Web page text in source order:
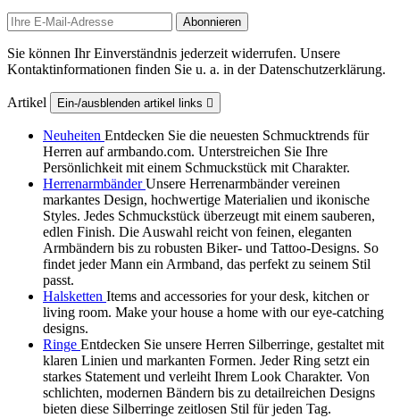
Sie können Ihr Einverständnis jederzeit widerrufen. Unsere
Kontaktinformationen finden Sie u. a. in der Datenschutzerklärung.
Artikel Ein-/ausblenden artikel links 
Neuheiten Entdecken Sie die neuesten Schmucktrends für
Herren auf armbando.com. Unterstreichen Sie Ihre
Persönlichkeit mit einem Schmuckstück mit Charakter.
HerrenarmbänderUnsere Herrenarmbänder vereinen
markantes Design, hochwertige Materialien und ikonische
Styles. Jedes Schmuckstück überzeugt mit einem sauberen,
edlen Finish. Die Auswahl reicht von feinen, eleganten
Armbändern bis zu robusten Biker‑ und Tattoo‑Designs. So
findet jeder Mann ein Armband, das perfekt zu seinem Stil
passt.
Halsketten Items and accessories for your desk, kitchen or
living room. Make your house a home with our eye-catching
designs.
Ringe Entdecken Sie unsere Herren Silberringe, gestaltet mit
klaren Linien und markanten Formen. Jeder Ring setzt ein
starkes Statement und verleiht Ihrem Look Charakter. Von
schlichten, modernen Bändern bis zu detailreichen Designs
bieten diese Silberringe zeitlosen Stil für jeden Tag.